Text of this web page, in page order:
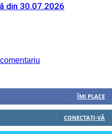
din 30.07.2026
ÎMI PLACE
CONECTAȚI-VĂ